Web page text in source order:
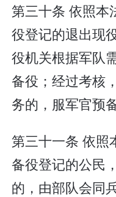
第三十条 依照本
役登记的退出现
役机关根据军队
备役；经过考核
务的，服军官预备
第三十一条 依照
备役登记的公民
的，由部队会同